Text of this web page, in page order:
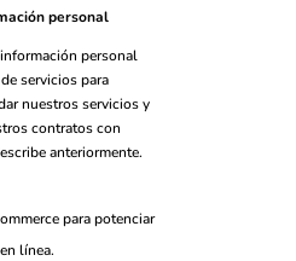
personal
personal
servicios para
nuestros servicios y
contratos con
anteriormente.
para potenciar
línea.